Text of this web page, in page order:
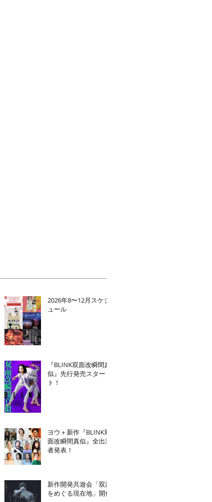
2026年8〜12月スケジ
ュール
『BLINK双面改瞬間真
似』先行発売スター
ト！
ヨウ＋新作『BLINK双
面改瞬間真似』全出演
者発表！
新作開発共遊会「双面
をめぐる現在地」開催